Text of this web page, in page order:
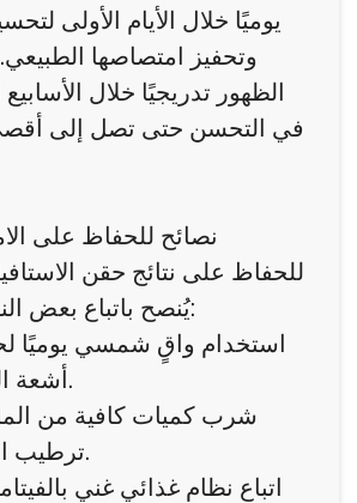
يوميًا خلال الأيام الأولى
وتحفيز امتصاصها الطبيعي.
الظهور تدريجيًا خلال الأسابيع
في التحسن حتى تصل إلى أقصى
نصائح للحفاظ على
للحفاظ على نتائج حقن
يُنصح باتباع بعض النصائح الأساسية:
استخدام واقٍ شمسي يوميًا
أشعة الشمس الضارة.
شرب كميات كافية من
ترطيب البشرة الداخلي.
اتباع نظام غذائي غني